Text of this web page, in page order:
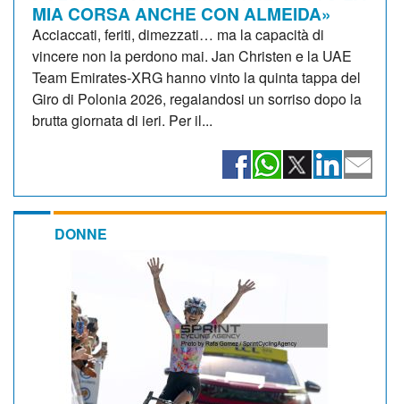
MIA CORSA ANCHE CON ALMEIDA»
Acciaccati, feriti, dimezzati… ma la capacità di
vincere non la perdono mai. Jan Christen e la UAE
Team Emirates-XRG hanno vinto la quinta tappa del
Giro di Polonia 2026, regalandosi un sorriso dopo la
brutta giornata di ieri. Per il...
DONNE